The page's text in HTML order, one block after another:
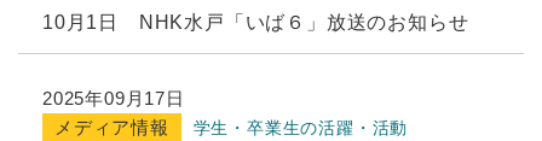
10月1日 NHK水戸「いば６」放送のお知らせ
2025年09月17日
メディア情報
学生・卒業生の活躍・活動